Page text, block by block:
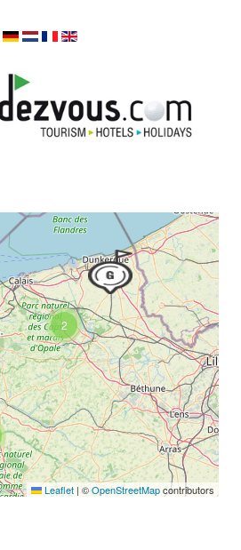
2
Leaflet |©OpenStreetMapcontributors